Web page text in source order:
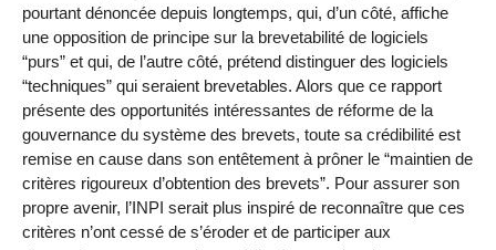
pourtant dénoncée depuis longtemps, qui, d’un côté, affiche
une opposition de principe sur la brevetabilité de logiciels
“purs” et qui, de l’autre côté, prétend distinguer des logiciels
“techniques” qui seraient brevetables. Alors que ce rapport
présente des opportunités intéressantes de réforme de la
gouvernance du système des brevets, toute sa crédibilité est
remise en cause dans son entêtement à prôner le “maintien de
critères rigoureux d’obtention des brevets”. Pour assurer son
propre avenir, l’INPI serait plus inspiré de reconnaître que ces
critères n’ont cessé de s’éroder et de participer aux